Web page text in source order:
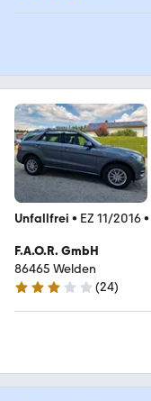
Unfallfrei • EZ 11/2016•
F.A.O.R. GmbH
86465 Welden
3 Sterne
(24)